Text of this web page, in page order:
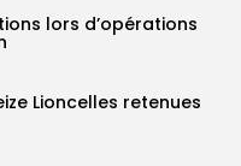
lors d’opérations
Lioncelles retenues